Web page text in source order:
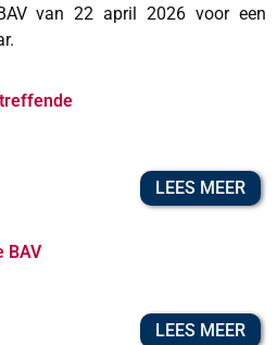
van 22 april 2026 voor een
LEES MEER
BAV
LEES MEER